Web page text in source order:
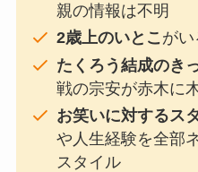
親の情報は不明
2歳上のいとこがい
たくろう結成のき
戦の宗安が赤木に
お笑いに対するス
や人生経験を全部
スタイル